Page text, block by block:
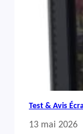
Test & Avis
13 mai 2026